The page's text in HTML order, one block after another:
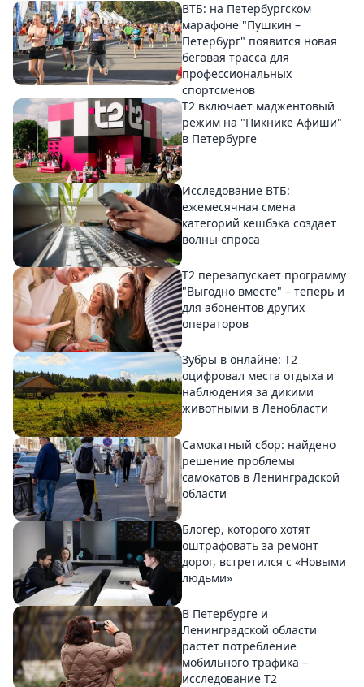
ВТБ: на Петербургском
марафоне "Пушкин –
Петербург" появится новая
беговая трасса для
профессиональных
спортсменов
Т2 включает маджентовый
режим на "Пикнике Афиши"
в Петербурге
Исследование ВТБ:
ежемесячная смена
категорий кешбэка создает
волны спроса
Т2 перезапускает программу
"Выгодно вместе" – теперь и
для абонентов других
операторов
Зубры в онлайне: Т2
оцифровал места отдыха и
наблюдения за дикими
животными в Ленобласти
Самокатный сбор: найдено
решение проблемы
самокатов в Ленинградской
области
Блогер, которого хотят
оштрафовать за ремонт
дорог, встретился с «Новыми
людьми»
В Петербурге и
Ленинградской области
растет потребление
мобильного трафика –
исследование T2